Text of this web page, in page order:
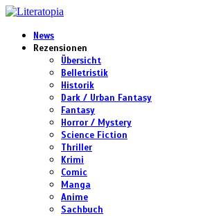
News
Rezensionen
Übersicht
Belletristik
Historik
Dark / Urban Fantasy
Fantasy
Horror / Mystery
Science Fiction
Thriller
Krimi
Comic
Manga
Anime
Sachbuch